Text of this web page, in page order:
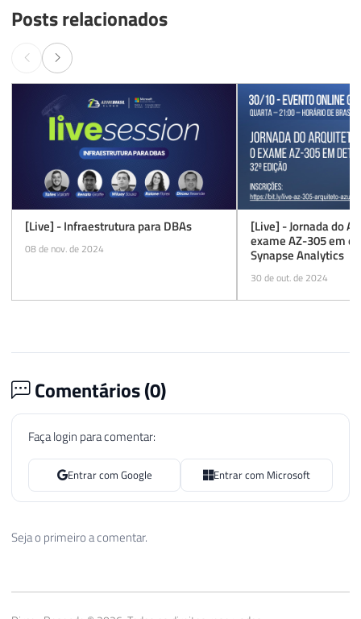
Posts relacionados
[Live] - Infraestrutura para DBAs
08 de nov. de 2024
[Live] - Jornada do
exame AZ-305 em
Synapse Analytics
30 de out. de 2024
Comentários (0)
Faça login para comentar:
Entrar com Google Entrar com Microsoft
Seja o primeiro a comentar.